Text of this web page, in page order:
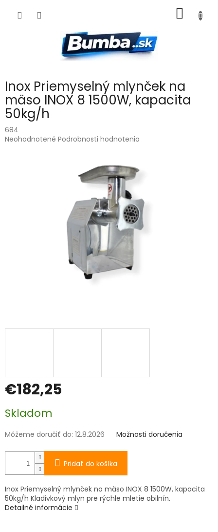
KOŠÍK
Inox Priemyselný mlynček na
mäso INOX 8 1500W, kapacita
50kg/h
684
Priemerné
Neohodnotené Podrobnosti hodnotenia
€182,25
cena:
Skladom
Môžeme doručiť do: 12.8.2026 Možnosti doručenia
Pridať do košíka
Inox Priemyselný mlynček na mäso INOX 8 1500W, kapacita
50kg/h Kladivkový mlyn pre rýchle mletie obilnín.
Detailné informácie